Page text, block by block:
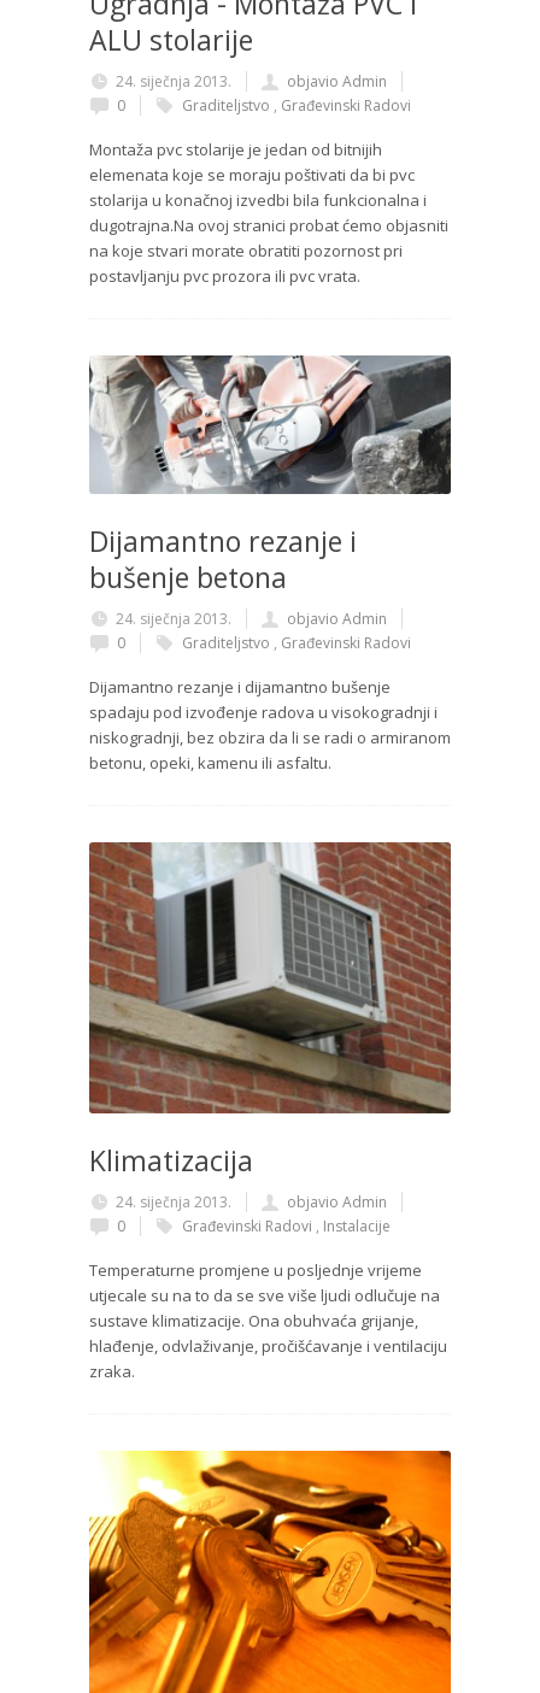
ALU stolarije
24. siječnja 2013.
objavio Admin
0
Graditeljstvo , Građevinski Radovi
Montaža pvc stolarije je jedan od bitnijih
elemenata koje se moraju poštivati da bi pvc
stolarija u konačnoj izvedbi bila funkcionalna i
dugotrajna.Na ovoj stranici probat ćemo objasniti
na koje stvari morate obratiti pozornost pri
postavljanju pvc prozora ili pvc vrata.
Dijamantno rezanje i
bušenje betona
24. siječnja 2013.
objavio Admin
0
Graditeljstvo , Građevinski Radovi
Dijamantno rezanje i dijamantno bušenje
spadaju pod izvođenje radova u visokogradnji i
niskogradnji, bez obzira da li se radi o armiranom
betonu, opeki, kamenu ili asfaltu.
Klimatizacija
24. siječnja 2013.
objavio Admin
0
Građevinski Radovi , Instalacije
Temperaturne promjene u posljednje vrijeme
utjecale su na to da se sve više ljudi odlučuje na
sustave klimatizacije. Ona obuhvaća grijanje,
hlađenje, odvlaživanje, pročišćavanje i ventilaciju
zraka.